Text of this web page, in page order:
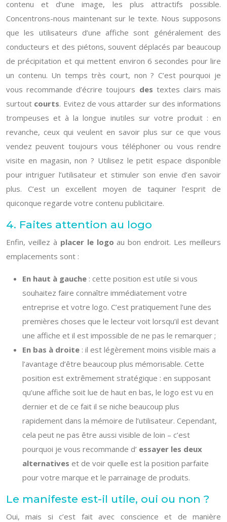
contenu et d’une image, les plus attractifs possible.
Concentrons-nous maintenant sur le texte. Nous supposons
que les utilisateurs d’une affiche sont généralement des
conducteurs et des piétons, souvent déplacés par beaucoup
de précipitation et qui mettent environ 6 secondes pour lire
un contenu. Un temps très court, non ? C’est pourquoi je
vous recommande d’écrire toujours des textes clairs mais
surtout courts. Evitez de vous attarder sur des informations
trompeuses et à la longue inutiles sur votre produit : en
revanche, ceux qui veulent en savoir plus sur ce que vous
vendez peuvent toujours vous téléphoner ou vous rendre
visite en magasin, non ? Utilisez le petit espace disponible
pour intriguer l’utilisateur et stimuler son envie d’en savoir
plus. C’est un excellent moyen de taquiner l’esprit de
quiconque regarde votre contenu publicitaire.
4. Faites attention au logo
Enfin, veillez à placer le logo au bon endroit. Les meilleurs
emplacements sont :
En haut à gauche : cette position est utile si vous
souhaitez faire connaître immédiatement votre
entreprise et votre logo. C’est pratiquement l’une des
premières choses que le lecteur voit lorsqu’il est devant
une affiche et il est impossible de ne pas le remarquer ;
En bas à droite : il est légèrement moins visible mais a
l’avantage d’être beaucoup plus mémorisable. Cette
position est extrêmement stratégique : en supposant
qu’une affiche soit lue de haut en bas, le logo est vu en
dernier et de ce fait il se niche beaucoup plus
rapidement dans la mémoire de l’utilisateur. Cependant,
cela peut ne pas être aussi visible de loin – c’est
pourquoi je vous recommande d’ essayer les deux
alternatives et de voir quelle est la position parfaite
pour votre marque et le parrainage de produits.
Le manifeste est-il utile, oui ou non ?
Oui, mais si c’est fait avec conscience et de manière